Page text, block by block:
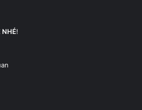
NHÉ!